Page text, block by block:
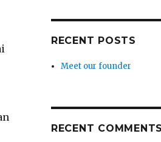
RECENT POSTS
Meet our founder
RECENT COMMENTS